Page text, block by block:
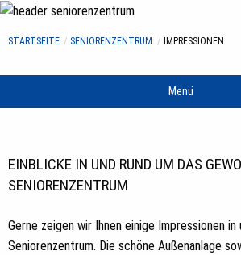
STARTSEITE SENIORENZENTRUM IMPRESSIONEN
Menü
EINBLICKE IN UND RUND UM DAS
SENIORENZENTRUM
Gerne zeigen wir Ihnen einige Impressionen in
Seniorenzentrum. Die schöne Außenanlage